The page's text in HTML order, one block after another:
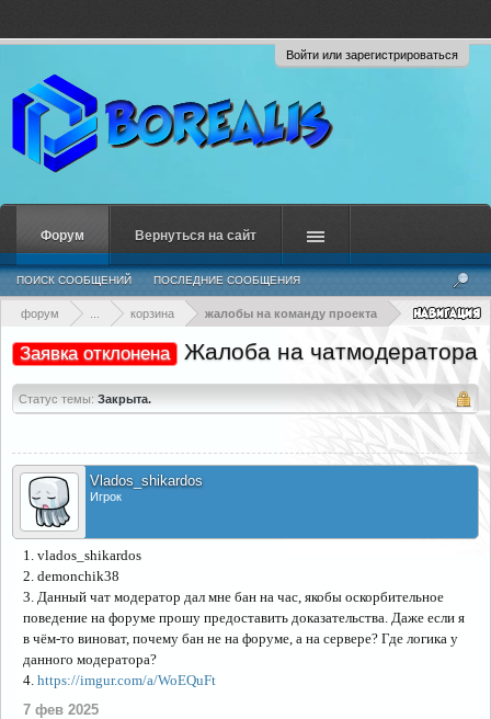
Войти или зарегистрироваться
форум корзина жалобы на команду проекта
Заявка отклонена Жалоба на чатмодератора
Статус темы: Закрыта.
Vlados_shikardos
Игрок
1. vlados_shikardos
2. demonchik38
3. Данный чат модератор дал мне бан на час, якобы оскорбительное
поведение на форуме прошу предоставить доказательства. Даже если я
в чём-то виноват, почему бан не на форуме, а на сервере? Где логика у
данного модератора?
4. https://imgur.com/a/WoEQuFt
7 фев 2025
Форум
ПОИСК СООБЩЕНИЙ ПОСЛЕДНИЕ СООБЩЕНИЯ
Вернуться на сайт